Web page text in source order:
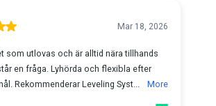
Mar 18, 2026
som utlovas och är alltid nära tillhands
en fråga. Lyhörda och flexibla efter
Rekommenderar Leveling Syst...
More